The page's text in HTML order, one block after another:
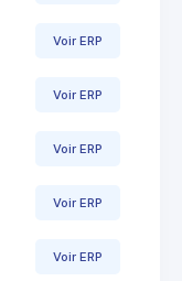
Voir ERP
Voir ERP
Voir ERP
Voir ERP
Voir ERP